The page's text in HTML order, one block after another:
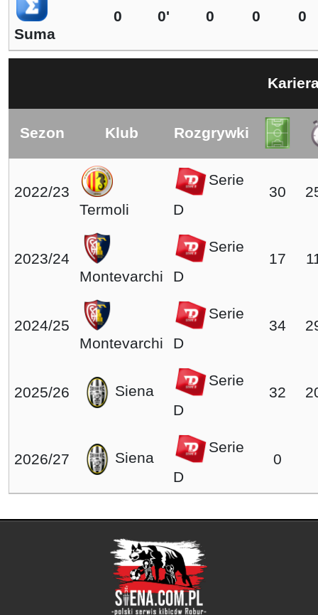
Suma
0 0' 0 0 0
Sezon Klub Rozgrywki
2022/23
Termoli
Serie
D
30
2023/24
Montevarchi
Serie
D
17
2024/25
Montevarchi
Serie
D
34
2025/26 Siena
Serie
D
32
2026/27 Siena
Serie
D
0